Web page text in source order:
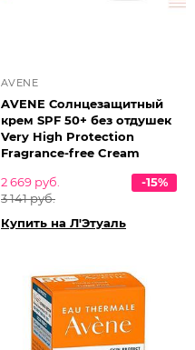
AVENE
AVENE Солнцезащитный
крем SPF 50+ без отдушек
Very High Protection
Fragrance-free Cream
2 669 руб.
3 141 руб.
-15%
Купить на Л'Этуаль